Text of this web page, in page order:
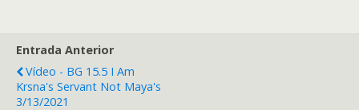
Entrada Anterior
Vídeo - BG 15.5 I Am
Krsna's Servant Not Maya's
3/13/2021